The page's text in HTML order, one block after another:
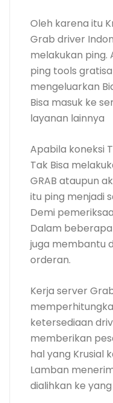
Oleh karena itu
Grab driver
melakukan ping.
ping tools
mengeluarkan
Bisa masuk ke
layanan lainnya
Apabila koneksi
Tak Bisa
GRAB ataupun
itu ping menjadi
Demi
Dalam
juga membantu
orderan.
Kerja server
ketersediaan
memberikan
hal yang Krusial
Lamban
dialihkan ke